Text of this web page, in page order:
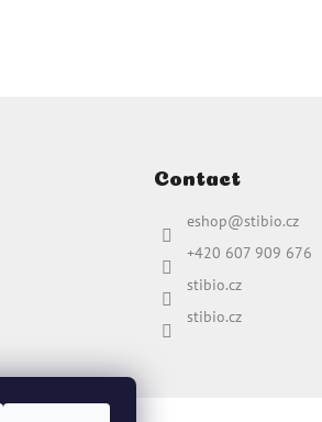
Contact
eshop@stibio.cz
+420 607 909 676
stibio.cz
stibio.cz